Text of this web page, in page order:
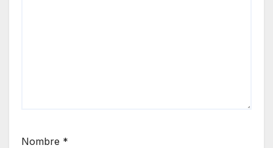
Nombre *